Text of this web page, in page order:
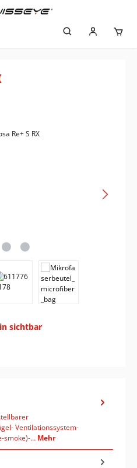
sichtbar
Ventilationssystem-
smoke)-… Mehr